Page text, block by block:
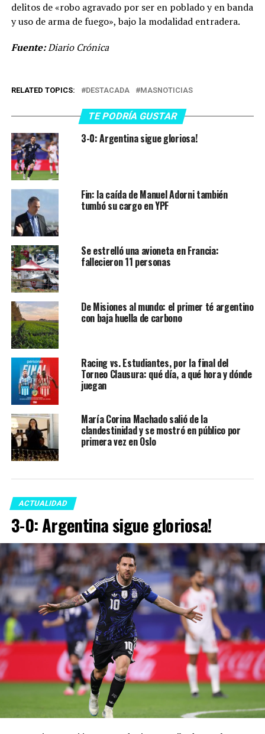
delitos de «robo agravado por ser en poblado y en banda
y uso de arma de fuego», bajo la modalidad entradera.
Fuente:Diario Crónica
RELATED TOPICS: DESTACADA MASNOTICIAS
TE PODRÍA GUSTAR
3-0: Argentina sigue gloriosa!
Fin: la caída de Manuel Adorni también
tumbó su cargo en YPF
Se estrelló una avioneta en Francia:
fallecieron 11 personas
De Misiones al mundo: el primer té argentino
con baja huella de carbono
Racing vs. Estudiantes, por la final del
Torneo Clausura: qué día, a qué hora y dónde
juegan
María Corina Machado salió de la
clandestinidad y se mostró en público por
primera vez en Oslo
ACTUALIDAD
3-0: Argentina sigue gloriosa!